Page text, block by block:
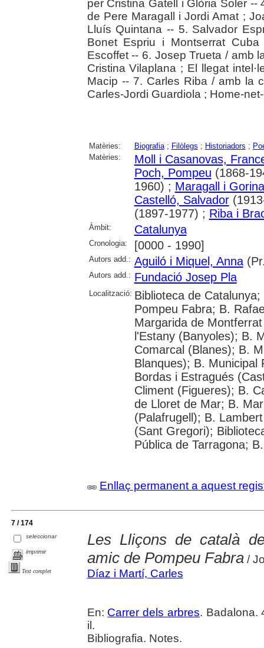
per Cristina Gatell i Glòria Soler
de Pere Maragall i Jordi Amat ;
Lluís Quintana -- 5. Salvador
Bonet Espriu i Montserrat
Escoffet -- 6. Josep Trueta / amb
Cristina Vilaplana ; El llegat
Macip -- 7. Carles Riba / amb la
Carles-Jordi Guardiola ; Home-
Matèries: Biografia; Filòlegs ; Historiadors ;
Matèries:
Moll i Casanovas,
Poch, Pompeu (1868-
1960) ; Maragall i
Castelló, Salvador
(1897-1977) ; Riba i
Àmbit: Catalunya
Cronologia: [0000 - 1990]
Autors add.: Aguiló i Miquel, Anna
Autors add.: Fundació Josep Pla
Localització: Biblioteca de
Pompeu Fabra; B.
Margarida de
l'Estany (Banyoles); B.
Comarcal (Blanes); B.
Blanques); B. Municipal
Bordas i Estragués
Climent (Figueres); B.
de Lloret de Mar; B.
(Palafrugell); B.
(Sant Gregori);
Pública de Tarragona;
Enllaç permanent a aquest
7 / 174
seleccionar
imprimir
Text complet
Les Lliçons de català
amic de Pompeu Fabra/
Díaz i Martí, Carles
En: Carrer dels arbres. Badalona.
il.
Bibliografia. Notes.